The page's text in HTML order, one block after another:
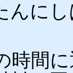
んに
時間